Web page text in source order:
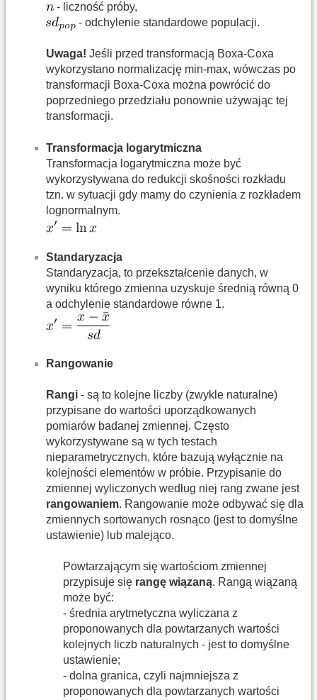
- liczność próby,
- odchylenie standardowe populacji.
Uwaga! Jeśli przed transformacją Boxa-Coxa
wykorzystano normalizację min-max, wówczas po
transformacji Boxa-Coxa można powrócić do
poprzedniego przedziału ponownie używając tej
transformacji.
Transformacja logarytmiczna
Transformacja logarytmiczna może być
wykorzystywana do redukcji skośności rozkładu
tzn. w sytuacji gdy mamy do czynienia z rozkładem
lognormalnym.
Standaryzacja
Standaryzacja, to przekształcenie danych, w
wyniku którego zmienna uzyskuje średnią równą 0
a odchylenie standardowe równe 1.
Rangowanie
Rangi - są to kolejne liczby (zwykle naturalne)
przypisane do wartości uporządkowanych
pomiarów badanej zmiennej. Często
wykorzystywane są w tych testach
nieparametrycznych, które bazują wyłącznie na
kolejności elementów w próbie. Przypisanie do
zmiennej wyliczonych według niej rang zwane jest
rangowaniem. Rangowanie może odbywać się dla
zmiennych sortowanych rosnąco (jest to domyślne
ustawienie) lub malejąco.
Powtarzającym się wartościom zmiennej
przypisuje się rangę wiązaną. Rangą wiązaną
może być:
- średnia arytmetyczna wyliczana z
proponowanych dla powtarzanych wartości
kolejnych liczb naturalnych - jest to domyślne
ustawienie;
- dolna granica, czyli najmniejsza z
proponowanych dla powtarzanych wartości